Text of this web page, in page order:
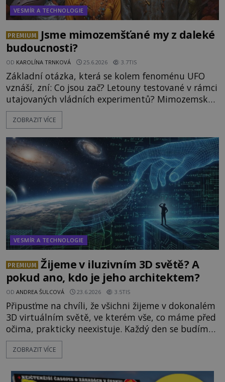
VESMÍR A TECHNOLOGIE
PREMIUM
Jsme mimozemšťané my z daleké
budoucnosti?
OD KAROLÍNA TRNKOVÁ 25.6.2026 3.7TIS
Základní otázka, která se kolem fenoménu UFO
vznáší, zní: Co jsou zač? Letouny testované v rámci
utajovaných vládních experimentů? Mimozemské
vesmírné lodě plnící na Zemi nám neznámý úkol?
Skokani mezi dimenzemi, putující po mostech
možnostech již desítky let vzrušeně diskutují
vědci, ufologo
ZOBRAZIT VÍCE
VESMÍR A TECHNOLOGIE
PREMIUM
Žijeme v iluzivním 3D světě? A
pokud ano, kdo je jeho architektem?
OD ANDREA ŠULCOVÁ 23.6.2026 3.5TIS
Připusťme na chvíli, že všichni žijeme v dokonalém
3D virtuálním světě, ve kterém vše, co máme před
očima, prakticky neexistuje. Každý den se budíme
do počítačové simulace, která je do určité míry k
nerozeznání od skutečného světa. Tato
skutečnosti však jde o seriózní filozofickou hypoté
ZOBRAZIT VÍCE